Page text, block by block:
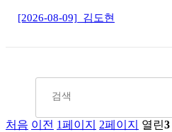
[2026-08-09] 김도현
처음 이전 1페이지 2페이지 열린3